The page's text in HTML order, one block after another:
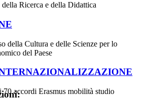
Ricerca e della Didattica
della Cultura e delle Scienze per lo
del Paese
accordi Erasmus mobilità studio